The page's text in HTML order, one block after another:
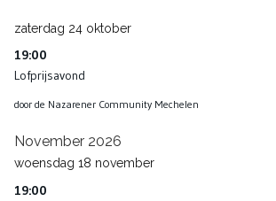
zaterdag 24 oktober
19:00
Lofprijsavond
door de Nazarener Community Mechelen
November 2026
woensdag 18 november
19:00